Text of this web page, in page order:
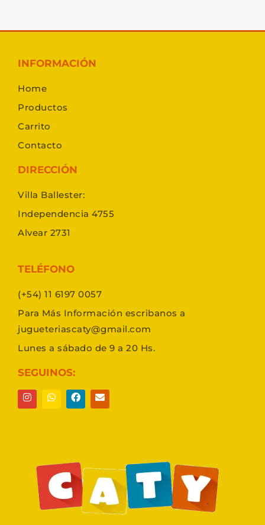
INFORMACIÓN
Home
Productos
Carrito
Contacto
DIRECCIÓN
Villa Ballester:
Independencia 4755
Alvear 2731
TELÉFONO
(+54) 11 6197 0057
Para Más Información escribanos a
jugueteriascaty@gmail.com
Lunes a sábado de 9 a 20 Hs.
SEGUINOS: